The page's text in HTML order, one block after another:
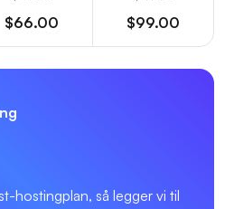
$66.00 $99.00
hostingplan, så legger vi til